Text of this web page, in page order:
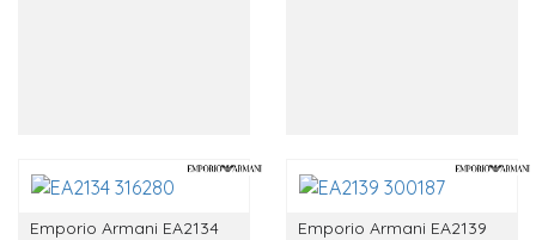
Emporio Armani EA2134
Emporio Armani EA2139